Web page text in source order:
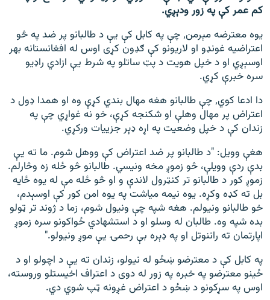
د ازادې اروپا/ ازادي راډيو ټولې پاڼې
کم عمر کې په زور ودېږي.
یوه معترضه مېرمن٬ چې په کابل کې یې د طالبانو پر ضد په څو
اعتراضیه غونډو او لاریونو کې ګډون کړی اوس له افغانستانه بهر
اوسېږي او د خپل هویت د پټ ساتلو په شرط یې ازادي راډیو
سره خبرې کړي.
دا ادعا کوي٬ چې طالبانو هغه مهال بندي کړې وه او همدا ډول د
اعتراض پر مهال وهلې او شکنجه کړې، خو نه غواړي چې په
زندان کې د خپل وضعیت په اړه ډېر جزییات ورکړي.
هغې وویل: "د طالبانو پر ضد اعتراض کې ووهل شوم. ما ته یې
بدې ردې وویلې، څو زموږ مخه ونیسي. طالبانو څو ځله زه وڅارلم.
زموږ کور د طالبانو تر کنټرول لاندې و او څو ځله مې له یوه ځایه
بل ته کډه وکړه. یوه نیمه میاشت په یوه امن کور کې اوسېدم،
خو طالبانو ونیولم. هغه شپه چې ونیول شوم، زما د ژوند تر ټولو
بده شپه وه. طالبان له وسلو او د استشهادي ځواکونو سره زموږ
اپارتمان ته راننوتل او په ډېره بې رحمۍ یې موږ ونیولو."
په کابل کې د معترضو ښځو له نیولو، زندان ته یې د اچولو او د
ځینو معترضو په خبره په زور له دوی د اعتراف اخیستلو وروسته،
اوس په سړکونو د ښځو د اعتراض غږونه ټپ شوي دي.